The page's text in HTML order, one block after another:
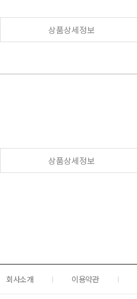
상품상세정보
상품상세정보
회사소개 이용약관